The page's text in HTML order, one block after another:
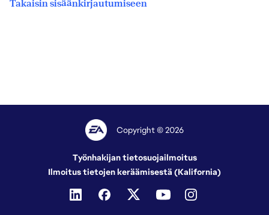
Takaisin sisäänkirjautumiseen
Copyright © 2026
Työnhakijan tietosuojailmoitus
Ilmoitus tietojen keräämisestä (Kalifornia)